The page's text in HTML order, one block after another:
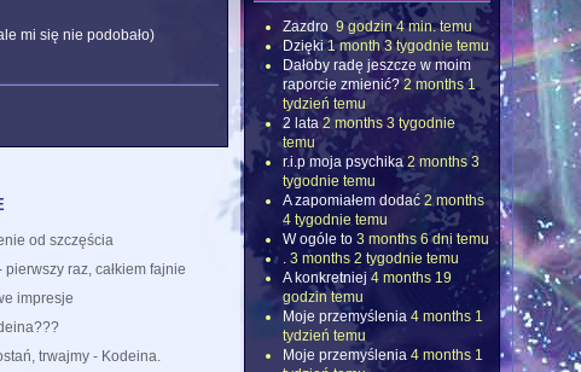
mi się nie podobało)
od szczęścia
pierwszy raz, całkiem fajnie
impresje
trwajmy - Kodeina.
Zazdro 9 godzin 4 min. temu
Dzięki 1 month 3 tygodnie temu
Dałoby radę jeszcze w moim
raporcie zmienić? 2 months 1
tydzień temu
2 lata 2 months 3 tygodnie
temu
r.i.p moja psychika 2 months 3
tygodnie temu
A zapomiałem dodać 2 months
4 tygodnie temu
W ogóle to 3 months 6 dni temu
3 months 2 tygodnie temu
A konkretniej 4 months 19
godzin temu
Moje przemyślenia 4 months 1
tydzień temu
Moje przemyślenia 4 months 1